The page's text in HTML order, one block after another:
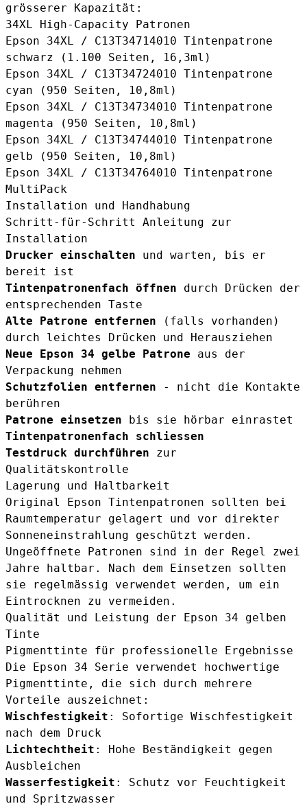
grösserer Kapazität:
34XL High-Capacity Patronen
Epson 34XL / C13T34714010 Tintenpatrone
schwarz (1.100 Seiten, 16,3ml)
Epson 34XL / C13T34724010 Tintenpatrone
cyan (950 Seiten, 10,8ml)
Epson 34XL / C13T34734010 Tintenpatrone
magenta (950 Seiten, 10,8ml)
Epson 34XL / C13T34744010 Tintenpatrone
gelb (950 Seiten, 10,8ml)
Epson 34XL / C13T34764010 Tintenpatrone
MultiPack
Installation und Handhabung
Schritt-für-Schritt Anleitung zur
Installation
Drucker einschalten und warten, bis er
bereit ist
Tintenpatronenfach öffnen durch Drücken der
entsprechenden Taste
Alte Patrone entfernen (falls vorhanden)
durch leichtes Drücken und Herausziehen
Neue Epson 34 gelbe Patrone aus der
Verpackung nehmen
Schutzfolien entfernen - nicht die Kontakte
berühren
Patrone einsetzen bis sie hörbar einrastet
Tintenpatronenfach schliessen
Testdruck durchführen zur
Qualitätskontrolle
Lagerung und Haltbarkeit
Original Epson Tintenpatronen sollten bei
Raumtemperatur gelagert und vor direkter
Sonneneinstrahlung geschützt werden.
Ungeöffnete Patronen sind in der Regel zwei
Jahre haltbar. Nach dem Einsetzen sollten
sie regelmässig verwendet werden, um ein
Eintrocknen zu vermeiden.
Qualität und Leistung der Epson 34 gelben
Tinte
Pigmenttinte für professionelle Ergebnisse
Die Epson 34 Serie verwendet hochwertige
Pigmenttinte, die sich durch mehrere
Vorteile auszeichnet:
Wischfestigkeit : Sofortige Wischfestigkeit
nach dem Druck
Lichtechtheit : Hohe Beständigkeit gegen
Ausbleichen
Wasserfestigkeit : Schutz vor Feuchtigkeit
und Spritzwasser